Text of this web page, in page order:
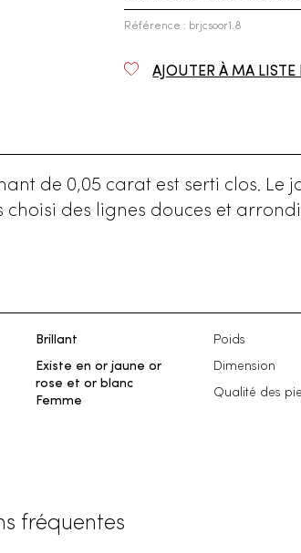
Référence : brjcsoor1.8
AJOUTER À MA LISTE
de 0,05 carat est serti clos. Le
des lignes douces et
Brillant
Existe en or jaune or
rose et or blanc
Femme
Poids
Dimension
Qualité des
fréquentes